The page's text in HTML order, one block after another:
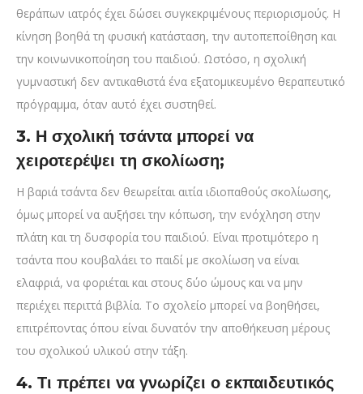
θεράπων ιατρός έχει δώσει συγκεκριμένους περιορισμούς. Η
κίνηση βοηθά τη φυσική κατάσταση, την αυτοπεποίθηση και
την κοινωνικοποίηση του παιδιού. Ωστόσο, η σχολική
γυμναστική δεν αντικαθιστά ένα εξατομικευμένο θεραπευτικό
πρόγραμμα, όταν αυτό έχει συστηθεί.
3. Η σχολική τσάντα μπορεί να
χειροτερέψει τη σκολίωση;
Η βαριά τσάντα δεν θεωρείται αιτία ιδιοπαθούς σκολίωσης,
όμως μπορεί να αυξήσει την κόπωση, την ενόχληση στην
πλάτη και τη δυσφορία του παιδιού. Είναι προτιμότερο η
τσάντα που κουβαλάει το παιδί με σκολίωση να είναι
ελαφριά, να φοριέται και στους δύο ώμους και να μην
περιέχει περιττά βιβλία. Το σχολείο μπορεί να βοηθήσει,
επιτρέποντας όπου είναι δυνατόν την αποθήκευση μέρους
του σχολικού υλικού στην τάξη.
4. Τι πρέπει να γνωρίζει ο εκπαιδευτικός